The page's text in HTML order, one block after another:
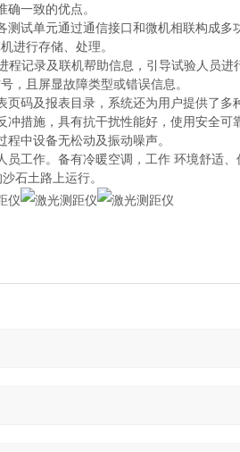
一致的优点。
试单元通过通信接口和微机相联构成
进行存储、处理。
记录及联机帮助信息，引导试验人员
，且屏显故障类型或错误信息。
码及报表目录，系统还为用户提供了多
措施，具有抗干扰性能好，使用安全可
中设备无松动及振动噪声。
工作。备有冷暖空调，工作 环境舒适、
石土路上运行。